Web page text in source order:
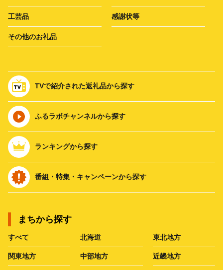
工芸品 感謝状等
その他のお礼品
TVで紹介された返礼品から探す
ふるラボチャンネルから探す
ランキングから探す
番組・特集・キャンペーンから探す
まちから探す
すべて 北海道 東北地方
関東地方 中部地方 近畿地方